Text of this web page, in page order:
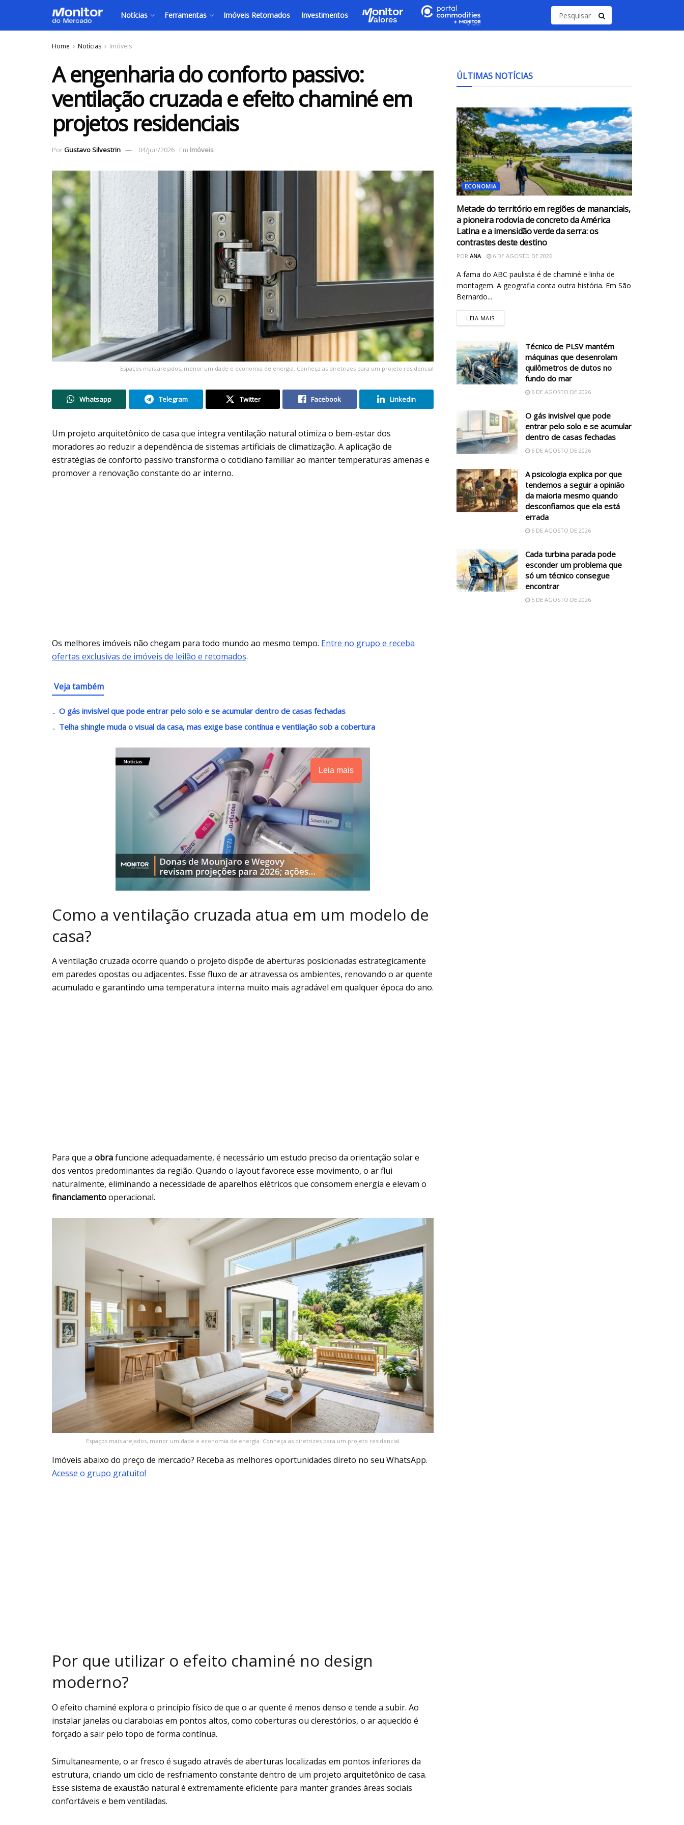
Notícias Ferramentas Imóveis Retomados Investimentos
Home Notícias Imóveis
A engenharia do conforto passivo:
ventilação cruzada e efeito chaminé em
projetos residenciais
PorGustavo Silvestrin 04/jun/2026 Em Imóveis
Espaços mais arejados, menor umidade e economia de energia. Conheça as diretrizes para um projeto residencial
Whatsapp Telegram Twitter Facebook Linkedin
Um projeto arquitetônico de casa que integra ventilação natural otimiza o bem-estar dos
moradores ao reduzir a dependência de sistemas artificiais de climatização. A aplicação de
estratégias de conforto passivo transforma o cotidiano familiar ao manter temperaturas amenas e
promover a renovação constante do ar interno.
Os melhores imóveis não chegam para todo mundo ao mesmo tempo. Entre no grupo e receba
ofertas exclusivas de imóveis de leilão e retomados.
Veja também
O gás invisível que pode entrar pelo solo e se acumular dentro de casas fechadas
Telha shingle muda o visual da casa, mas exige base contínua e ventilação sob a cobertura
Leia mais
Como a ventilação cruzada atua em um modelo de
casa?
A ventilação cruzada ocorre quando o projeto dispõe de aberturas posicionadas estrategicamente
em paredes opostas ou adjacentes. Esse fluxo de ar atravessa os ambientes, renovando o ar quente
acumulado e garantindo uma temperatura interna muito mais agradável em qualquer época do ano.
Para que a obrafuncione adequadamente, é necessário um estudo preciso da orientação solar e
dos ventos predominantes da região. Quando o layout favorece esse movimento, o ar flui
naturalmente, eliminando a necessidade de aparelhos elétricos que consomem energia e elevam o
financiamentooperacional.
Espaços mais arejados, menor umidade e economia de energia. Conheça as diretrizes para um projeto residencial
Imóveis abaixo do preço de mercado? Receba as melhores oportunidades direto no seu WhatsApp.
Acesse o grupo gratuito!
Por que utilizar o efeito chaminé no design
moderno?
O efeito chaminé explora o princípio físico de que o ar quente é menos denso e tende a subir. Ao
instalar janelas ou claraboias em pontos altos, como coberturas ou clerestórios, o ar aquecido é
forçado a sair pelo topo de forma contínua.
Simultaneamente, o ar fresco é sugado através de aberturas localizadas em pontos inferiores da
estrutura, criando um ciclo de resfriamento constante dentro de um projeto arquitetônico de casa.
Esse sistema de exaustão natural é extremamente eficiente para manter grandes áreas sociais
confortáveis e bem ventiladas.
ÚLTIMAS NOTÍCIAS
ECONOMIA
Metade do território em regiões de mananciais,
a pioneira rodovia de concreto da América
Latina e a imensidão verde da serra: os
contrastes deste destino
POR ANA 6 DE AGOSTO DE 2026
A fama do ABC paulista é de chaminé e linha de
montagem. A geografia conta outra história. Em São
Bernardo...
LEIA MAIS
Técnico de PLSV mantém
máquinas que desenrolam
quilômetros de dutos no
fundo do mar
6 DE AGOSTO DE 2026
O gás invisível que pode
entrar pelo solo e se acumular
dentro de casas fechadas
6 DE AGOSTO DE 2026
A psicologia explica por que
tendemos a seguir a opinião
da maioria mesmo quando
desconfiamos que ela está
errada
6 DE AGOSTO DE 2026
Cada turbina parada pode
esconder um problema que
só um técnico consegue
encontrar
5 DE AGOSTO DE 2026